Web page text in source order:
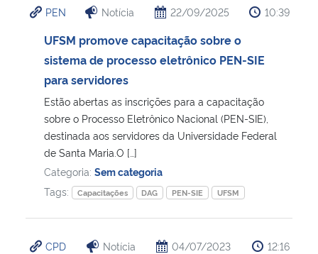
Ministério da Cidadania
Ministério da Saúde
Ministério de Minas e Energia
Ministério da Ciência, Tecnologia, Inovações e Comunicações
Ministério do Turismo
Ministério do Desenvolvimento Regional
PEN Notícia 22/09/2025 10:39
UFSM promove capacitação sobre o
sistema de processo eletrônico PEN-SIE
para servidores
Estão abertas as inscrições para a capacitação
sobre o Processo Eletrônico Nacional (PEN-SIE),
destinada aos servidores da Universidade Federal
de Santa Maria.O […]
Categoria: Sem categoria
Tags:
Capacitações DAG PEN-SIE UFSM
CPD Notícia 04/07/2023 12:16